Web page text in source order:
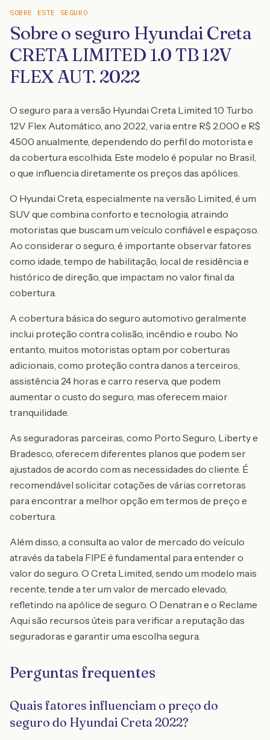
SOBRE ESTE SEGURO
Sobre o seguro Hyundai Creta
CRETA LIMITED 1.0 TB 12V
FLEX AUT. 2022
O seguro para a versão Hyundai Creta Limited 1.0 Turbo
12V Flex Automático, ano 2022, varia entre R$ 2.000 e R$
4.500 anualmente, dependendo do perfil do motorista e
da cobertura escolhida. Este modelo é popular no Brasil,
o que influencia diretamente os preços das apólices.
O Hyundai Creta, especialmente na versão Limited, é um
SUV que combina conforto e tecnologia, atraindo
motoristas que buscam um veículo confiável e espaçoso.
Ao considerar o seguro, é importante observar fatores
como idade, tempo de habilitação, local de residência e
histórico de direção, que impactam no valor final da
cobertura.
A cobertura básica do seguro automotivo geralmente
inclui proteção contra colisão, incêndio e roubo. No
entanto, muitos motoristas optam por coberturas
adicionais, como proteção contra danos a terceiros,
assistência 24 horas e carro reserva, que podem
aumentar o custo do seguro, mas oferecem maior
tranquilidade.
As seguradoras parceiras, como Porto Seguro, Liberty e
Bradesco, oferecem diferentes planos que podem ser
ajustados de acordo com as necessidades do cliente. É
recomendável solicitar cotações de várias corretoras
para encontrar a melhor opção em termos de preço e
cobertura.
Além disso, a consulta ao valor de mercado do veículo
através da tabela FIPE é fundamental para entender o
valor do seguro. O Creta Limited, sendo um modelo mais
recente, tende a ter um valor de mercado elevado,
refletindo na apólice de seguro. O Denatran e o Reclame
Aqui são recursos úteis para verificar a reputação das
seguradoras e garantir uma escolha segura.
Perguntas frequentes
Quais fatores influenciam o preço do
seguro do Hyundai Creta 2022?